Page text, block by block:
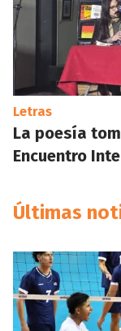
Letras
La poesía
Encuentro
Últimas